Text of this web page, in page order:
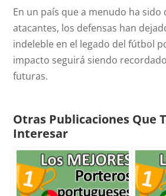
En un país que a menudo ha
atacantes, los defensas han
indeleble en el legado del fútbol
impacto seguirá siendo
futuras.
Otras Publicaciones Que
Interesar